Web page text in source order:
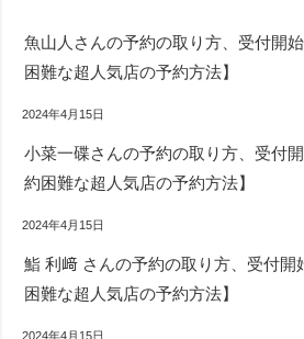
魚山人さんの予約の取り方、受付開
困難な超人気店の予約方法】
2024年4月15日
小菜一碟さんの予約の取り方、受付
約困難な超人気店の予約方法】
2024年4月15日
鮨 利﨑 さんの予約の取り方、受付開
困難な超人気店の予約方法】
2024年4月15日